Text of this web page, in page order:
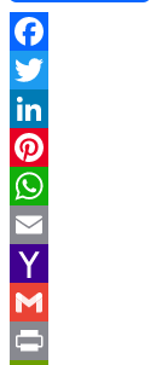
Facebook
Twitter
LinkedIn
Pinterest
WhatsApp
Email
Yahoo
Mail
Gmail